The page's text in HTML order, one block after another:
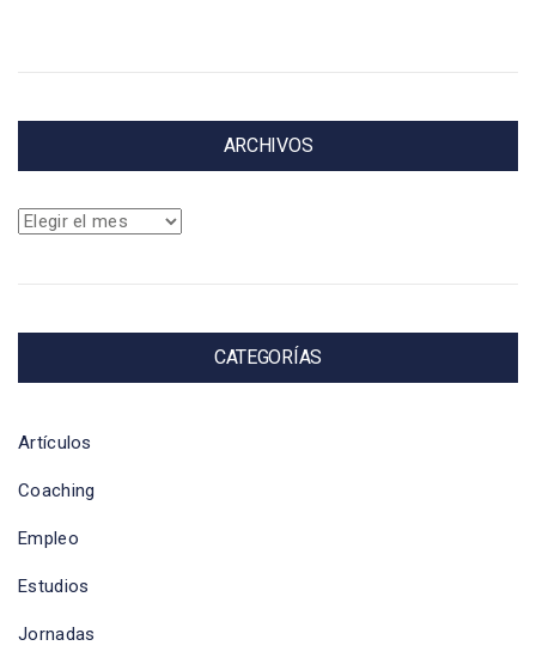
ARCHIVOS
Archivos
CATEGORÍAS
Artículos
Coaching
Empleo
Estudios
Jornadas